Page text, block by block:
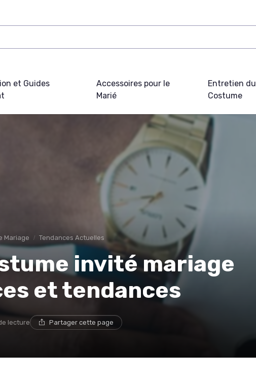
et Guides
Accessoires pour le
Marié
Entretien du
Costume
Mariage Tendances Actuelles
invité mariage
et tendances
lecture Partager cette page